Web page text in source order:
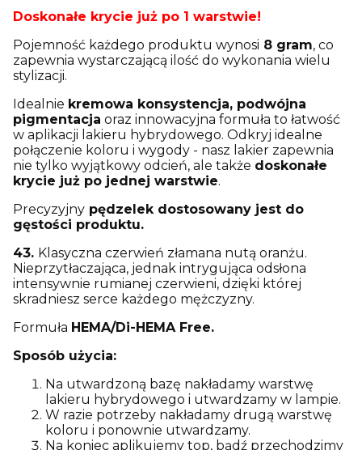
Doskonałe krycie już po 1 warstwie!
Pojemność każdego produktu wynosi 8 gram, co
zapewnia wystarczającą ilość do wykonania wielu
stylizacji.
Idealnie kremowa konsystencja, podwójna
pigmentacja oraz innowacyjna formuła to łatwość
w aplikacji lakieru hybrydowego. Odkryj idealne
połączenie koloru i wygody - nasz lakier zapewnia
nie tylko wyjątkowy odcień, ale także doskonałe
krycie już po jednej warstwie.
Precyzyjny pędzelek dostosowany jest do
gęstości produktu.
43. Klasyczna czerwień złamana nutą oranżu.
Nieprzytłaczająca, jednak intrygująca odsłona
intensywnie rumianej czerwieni, dzięki której
skradniesz serce każdego mężczyzny.
Formuła HEMA/Di-HEMA Free.
Sposób użycia:
Na utwardzoną bazę nakładamy warstwę
lakieru hybrydowego i utwardzamy w lampie.
W razie potrzeby nakładamy drugą warstwę
koloru i ponownie utwardzamy.
Na koniec aplikujemy top, bądź przechodzimy